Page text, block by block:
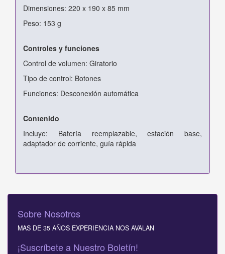
Dimensiones: 220 x 190 x 85 mm
Peso: 153 g
Controles y funciones
Control de volumen: Giratorio
Tipo de control: Botones
Funciones: Desconexión automática
Contenido
Incluye: Batería reemplazable, estación base,
adaptador de corriente, guía rápida
Sobre Nosotros
MAS DE 35 AÑOS EXPERIENCIA NOS AVALAN
¡Suscríbete a Nuestro Boletín!